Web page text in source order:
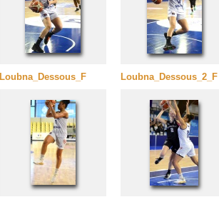
Loubna_Dessous_F Loubna_Dessous_2_F